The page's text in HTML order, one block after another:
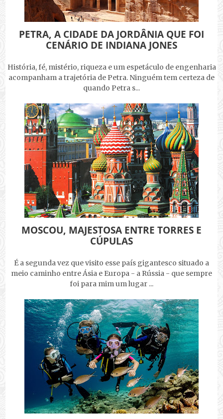
PETRA, A CIDADE DA JORDÂNIA QUE FOI
CENÁRIO DE INDIANA JONES
História, fé, mistério, riqueza e um espetáculo de engenharia
acompanham a trajetória de Petra. Ninguém tem certeza de
quando Petra s...
MOSCOU, MAJESTOSA ENTRE TORRES E
CÚPULAS
É a segunda vez que visito esse país gigantesco situado a
meio caminho entre Ásia e Europa - a Rússia - que sempre
foi para mim um lugar ...